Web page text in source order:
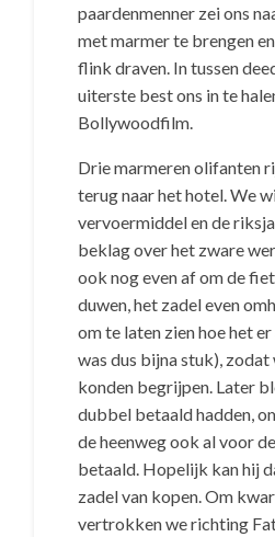
paardenmenner zei ons
met marmer te brengen
flink draven. In tussen
uiterste best ons in te
Bollywoodfilm.
Drie marmeren olifanten
terug naar het hotel. We
vervoermiddel en de
beklag over het zware
ook nog even af om de
duwen, het zadel even
om te laten zien hoe het
was dus bijna stuk), zodat
konden begrijpen. Later
dubbel betaald hadden,
de heenweg ook al voor
betaald. Hopelijk kan hij
zadel van kopen. Om
vertrokken we richting